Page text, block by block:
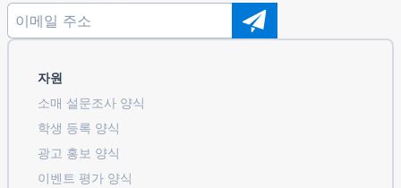
자원
소매 설문조사 양식
학생 등록 ​​양식
광고 홍보 양식
이벤트 평가 양식